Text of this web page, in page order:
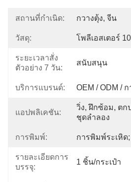
สถานที่กำเนิด: กวางตุ้ง, จีน
วัสดุ: โพลีเอสเตอร์
ระยะเวลาสั่ง
ตัวอย่าง 7 วัน:
สนับสนุน
บริการแบรนด์: OEM / ODM /
แอปพลิเคชัน:
วิ่ง, ฝึกซ้อม, ตก
ชุดลำลอง
การพิมพ์: การพิมพ์ระเหิ
รายละเอียดการ
บรรจุ:
1 ชิ้น/กระเป๋า